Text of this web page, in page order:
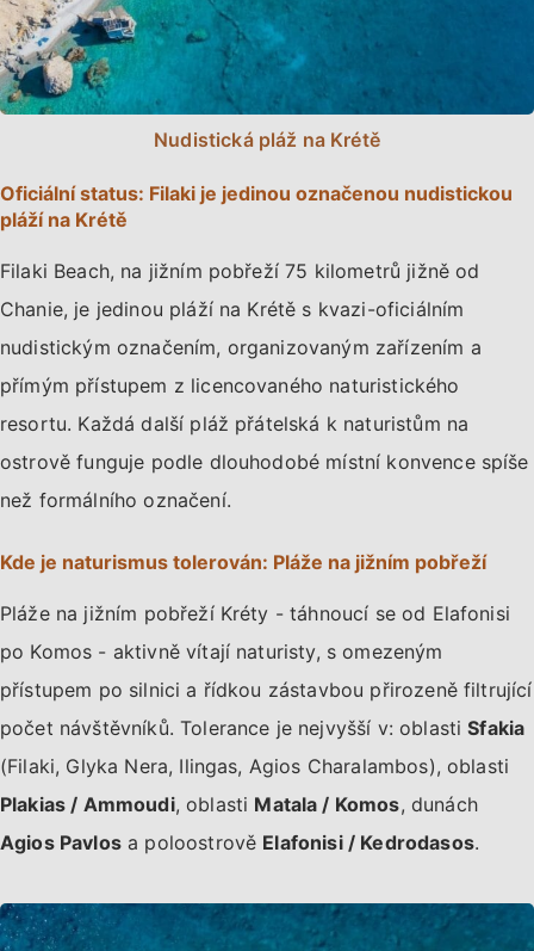
Nudistická pláž na Krétě
Oficiální status: Filaki je jedinou označenou nudistickou
pláží na Krétě
Filaki Beach, na jižním pobřeží 75 kilometrů jižně od
Chanie, je jedinou pláží na Krétě s kvazi-oficiálním
nudistickým označením, organizovaným zařízením a
přímým přístupem z licencovaného naturistického
resortu. Každá další pláž přátelská k naturistům na
ostrově funguje podle dlouhodobé místní konvence spíše
než formálního označení.
Kde je naturismus tolerován: Pláže na jižním pobřeží
Pláže na jižním pobřeží Kréty - táhnoucí se od Elafonisi
po Komos - aktivně vítají naturisty, s omezeným
přístupem po silnici a řídkou zástavbou přirozeně filtrující
počet návštěvníků. Tolerance je nejvyšší v: oblastiSfakia
(Filaki, Glyka Nera, Ilingas, Agios Charalambos), oblasti
Plakias / Ammoudi, oblasti Matala / Komos, dunách
Agios Pavlosa poloostrově Elafonisi / Kedrodasos.